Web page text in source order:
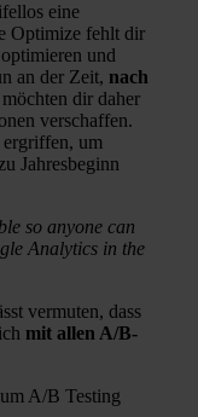
eine
Optimize fehlt dir
und
an der Zeit, nach
dir daher
verschaffen.
ergriffen, um
Jahresbeginn
so anyone can
Analytics in the
vermuten, dass
mit allen A/B-